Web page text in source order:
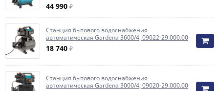
44 990 ₽
Станция бытового водоснабжения
автоматическая Gardena 3600/4, 09022-29.000.00
18 740 ₽
Станция бытового водоснабжения
автоматическая Gardena 3000/4, 09020-29.000.00